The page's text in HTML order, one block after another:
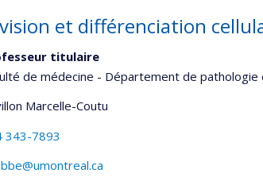
et différenciation
titulaire
de médecine - Département de pathologie
Marcelle-Coutu
343-7893